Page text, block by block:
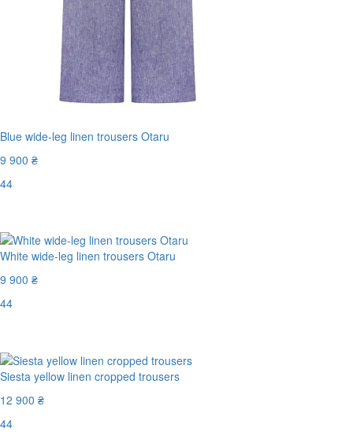
Blue wide-leg linen trousers Otaru
9 900 ₴
44
White wide-leg linen trousers Otaru
9 900 ₴
44
Siesta yellow linen cropped trousers
12 900 ₴
44